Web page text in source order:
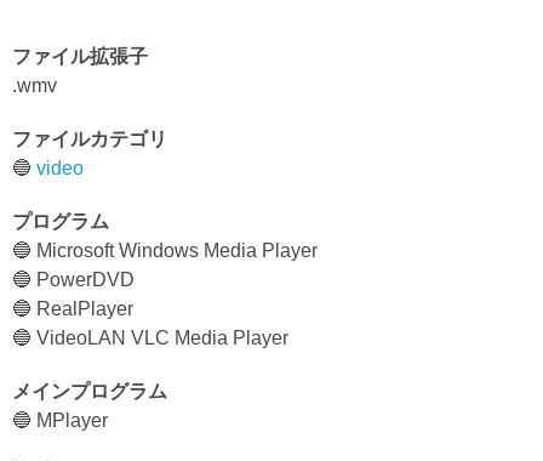
ファイル拡張子
.wmv
ファイルカテゴリ
🔵 video
プログラム
🔵 Microsoft Windows Media Player
🔵 PowerDVD
🔵 RealPlayer
🔵 VideoLAN VLC Media Player
メインプログラム
🔵 MPlayer